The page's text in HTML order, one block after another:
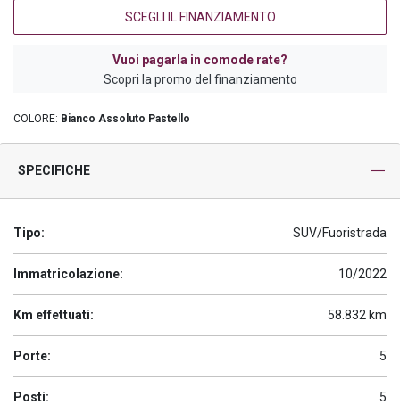
SCEGLI IL FINANZIAMENTO
Vuoi pagarla in comode rate?
Scopri la promo del finanziamento
COLORE: Bianco Assoluto Pastello
SPECIFICHE
Tipo: SUV/Fuoristrada
Immatricolazione: 10/2022
Km effettuati: 58.832 km
Porte: 5
Posti: 5